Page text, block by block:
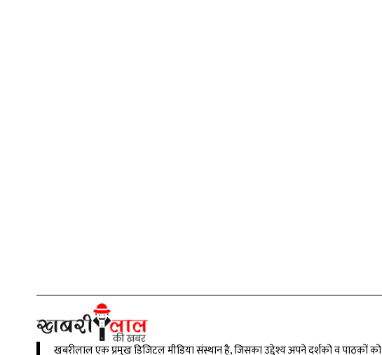
खबरीलाल एक प्रमुख डिजिटल मीडिया संस्थान है, जिसका उद्देश्य अपने दर्शको व पाठकों को